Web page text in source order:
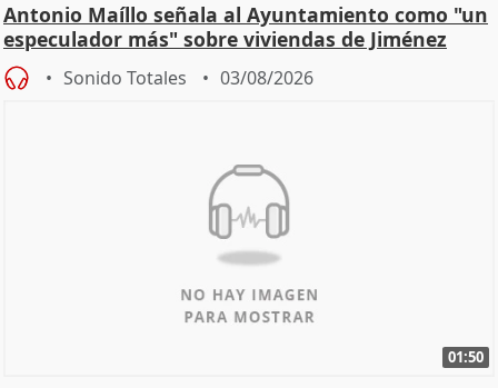
Antonio Maíllo señala al Ayuntamiento como "un
especulador más" sobre viviendas de Jiménez
Becerril
Sonido Totales 03/08/2026
01:50